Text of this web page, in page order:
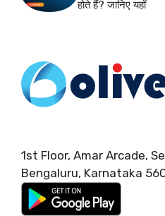
होते हैं? जानिए यहाँ
1st Floor, Amar Arcade,
Bengaluru, Karnataka